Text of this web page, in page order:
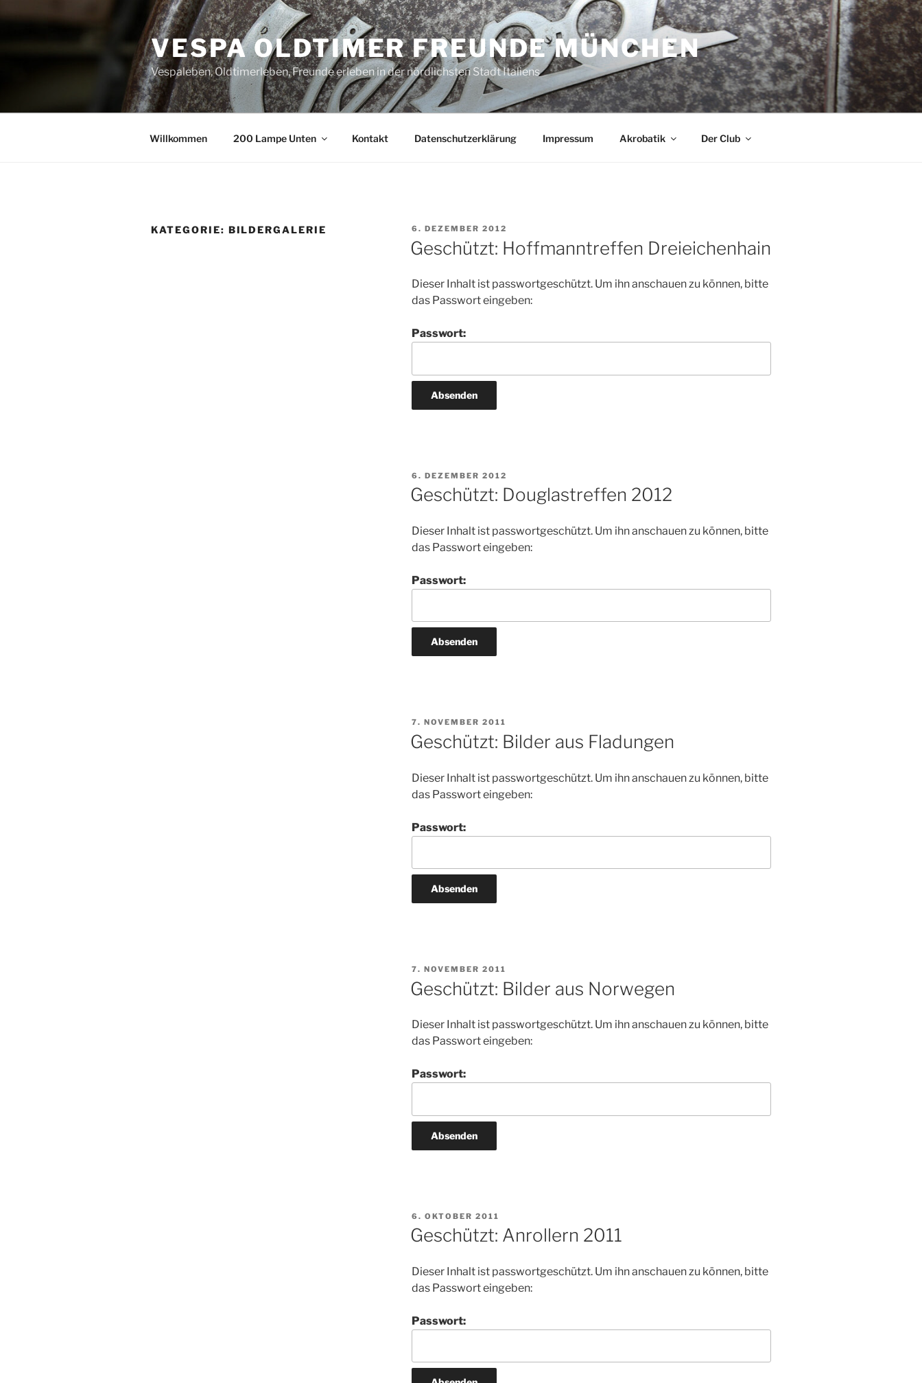
Inhalt
VESPA OLDTIMER FREUNDE MÜNCHEN
Vespaleben, Oldtimerleben, Freunde erleben in der nördlichsten Stadt Italiens
Willkommen 200 Lampe Unten Kontakt Datenschutzerklärung Impressum Akrobatik Der Club
KATEGORIE: BILDERGALERIE
VERÖFFENTLICHT
AM
6. DEZEMBER 2012
Geschützt: Hoffmanntreffen Dreieichenhain
Dieser Inhalt ist passwortgeschützt. Um ihn anschauen zu können, bitte
das Passwort eingeben:
Passwort:
VERÖFFENTLICHT
AM
6. DEZEMBER 2012
Geschützt: Douglastreffen 2012
Dieser Inhalt ist passwortgeschützt. Um ihn anschauen zu können, bitte
das Passwort eingeben:
Passwort:
VERÖFFENTLICHT
AM
7. NOVEMBER 2011
Geschützt: Bilder aus Fladungen
Dieser Inhalt ist passwortgeschützt. Um ihn anschauen zu können, bitte
das Passwort eingeben:
Passwort:
VERÖFFENTLICHT
AM
7. NOVEMBER 2011
Geschützt: Bilder aus Norwegen
Dieser Inhalt ist passwortgeschützt. Um ihn anschauen zu können, bitte
das Passwort eingeben:
Passwort:
VERÖFFENTLICHT
AM
6. OKTOBER 2011
Geschützt: Anrollern 2011
Dieser Inhalt ist passwortgeschützt. Um ihn anschauen zu können, bitte
das Passwort eingeben:
Passwort: